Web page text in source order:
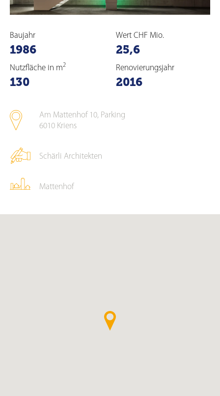
Baujahr
1986
Wert CHF Mio.
25,6
Nutzfläche in m2
130
Renovierungsjahr
2016
Am Mattenhof 10, Parking
6010 Kriens
Schärli Architekten
Mattenhof